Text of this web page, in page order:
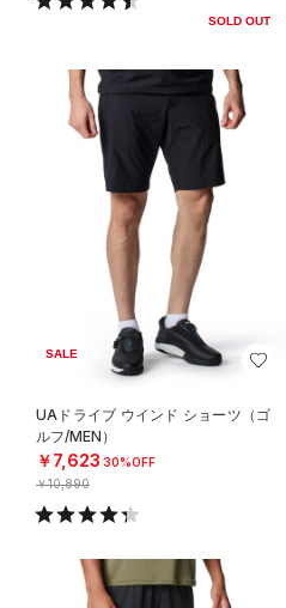
SOLD OUT
SALE
UAドライブ ウインド ショーツ（ゴ
ルフ/MEN）
￥7,623 30%OFF
￥10,890